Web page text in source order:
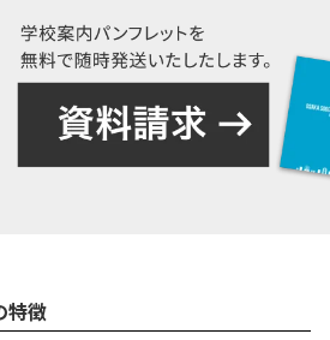
特徴